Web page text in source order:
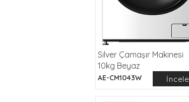
Silver Çamaşır Makinesi
10kg Beyaz
AE-CM1043W İncele